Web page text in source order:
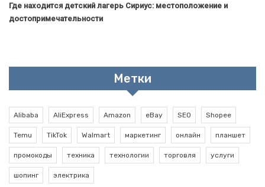
Где находится детский лагерь Сириус: местоположение и
достопримечательности
Метки
Alibaba AliExpress Amazon eBay SEO Shopee
Temu TikTok Walmart маркетинг онлайн планшет
промокоды техника технологии торговля услуги
шопинг электрика